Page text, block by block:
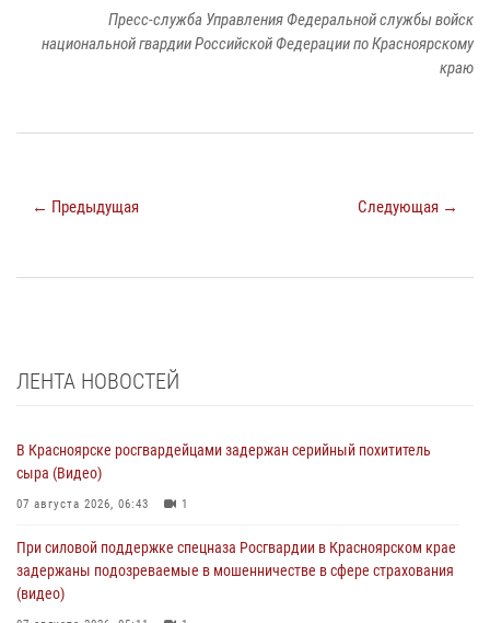
Пресс-служба Управления Федеральной службы войск
национальной гвардии Российской Федерации по Красноярскому
краю
← Предыдущая Следующая →
ЛЕНТА НОВОСТЕЙ
В Красноярске росгвардейцами задержан серийный похититель
сыра (Видео)
07 августа 2026, 06:43 1
При силовой поддержке спецназа Росгвардии в Красноярском крае
задержаны подозреваемые в мошенничестве в сфере страхования
(видео)